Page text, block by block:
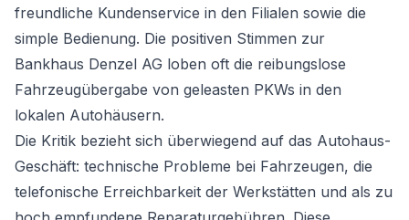
freundliche Kundenservice in den Filialen sowie die
simple Bedienung. Die positiven Stimmen zur
Bankhaus Denzel AG loben oft die reibungslose
Fahrzeugübergabe von geleasten PKWs in den
lokalen Autohäusern.
Die Kritik bezieht sich überwiegend auf das Autohaus-
Geschäft: technische Probleme bei Fahrzeugen, die
telefonische Erreichbarkeit der Werkstätten und als zu